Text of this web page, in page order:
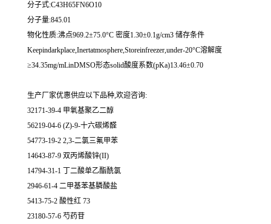
分子式:C43H65FN6O10
分子量:845.01
物化性质:沸点969.2±75.0°C 密度1.30±0.1g/cm3 储存条件
Keepindarkplace,Inertatmosphere,Storeinfreezer,under-20°C溶解度
≥34.35mg/mLinDMSO形态solid酸度系数(pKa)13.46±0.70
生产厂家优惠供应以下品种,欢迎咨询:
32171-39-4 甲氧基聚乙二醇
56219-04-6 (Z)-9-十六碳烯醛
54773-19-2 2,3-二氯三氟甲苯
14643-87-9 双丙烯酸锌(II)
14794-31-1 丁二酸单乙酯酰氯
2946-61-4 二甲基苯基膦酸盐
5413-75-2 酸性红 73
23180-57-6 芍药苷